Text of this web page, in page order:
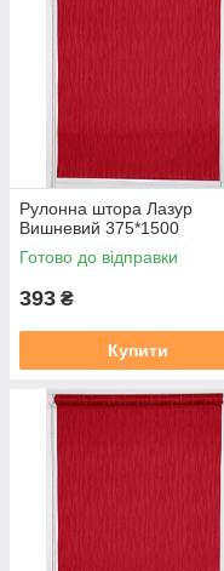
Рулонна штора Лазур
Вишневий 375*1500
Готово до відправки
393 ₴
Купити